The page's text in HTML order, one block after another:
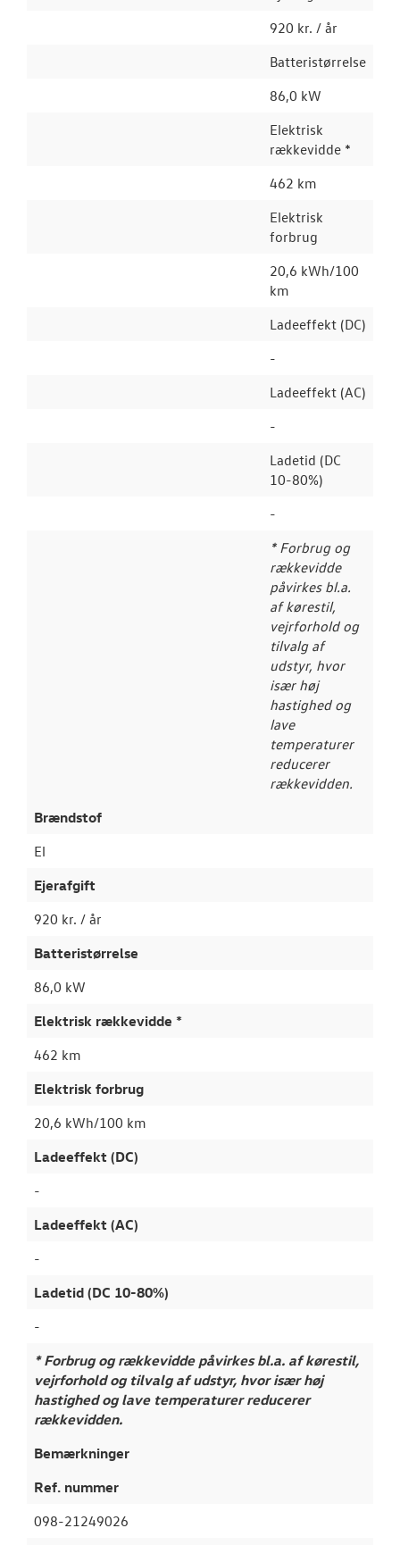
920 kr. / år
Batteristørrelse
86,0 kW
Elektrisk
rækkevidde *
462 km
Elektrisk
forbrug
20,6 kWh/100
km
Ladeeffekt (DC)
-
Ladeeffekt (AC)
-
Ladetid (DC
10-80%)
-
* Forbrug og
rækkevidde
påvirkes bl.a.
af kørestil,
vejrforhold og
tilvalg af
udstyr, hvor
især høj
hastighed og
lave
temperaturer
reducerer
rækkevidden.
Brændstof
El
Ejerafgift
920 kr. / år
Batteristørrelse
86,0 kW
Elektrisk rækkevidde *
462 km
Elektrisk forbrug
20,6 kWh/100 km
Ladeeffekt (DC)
-
Ladeeffekt (AC)
-
Ladetid (DC 10-80%)
-
* Forbrug og rækkevidde påvirkes bl.a. af kørestil,
vejrforhold og tilvalg af udstyr, hvor især høj
hastighed og lave temperaturer reducerer
rækkevidden.
Bemærkninger
Ref. nummer
098-21249026